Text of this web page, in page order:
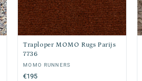
Traploper MOMO Rugs Parijs
7736
Verkoper:
MOMO RUNNERS
Normale
€195